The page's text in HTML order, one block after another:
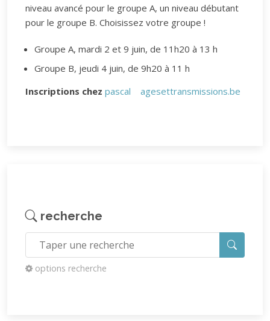
niveau avancé pour le groupe A, un niveau débutant
pour le groupe B. Choisissez votre groupe !
Groupe A, mardi 2 et 9 juin, de 11h20 à 13 h
Groupe B, jeudi 4 juin, de 9h20 à 11 h
Inscriptions chez pascal agesettransmissions.be
recherche
options recherche